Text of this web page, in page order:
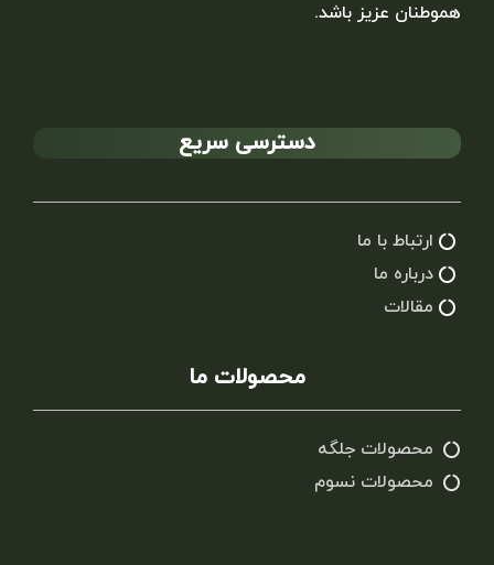
هموطنان عزیز باشد.
دسترسی سریع
ارتباط با ما
درباره ما
مقالات
محصولات ما
محصولات جلگه
محصولات نسوم